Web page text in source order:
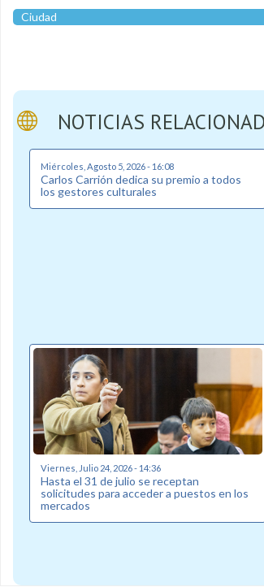
Ciudad
NOTICIAS
Miércoles, Agosto 5, 2026 - 16:08
Carlos Carrión dedica su premio a todos
los gestores culturales
Viernes, Julio 24, 2026 - 14:36
Hasta el 31 de julio se receptan
solicitudes para acceder a puestos en los
mercados